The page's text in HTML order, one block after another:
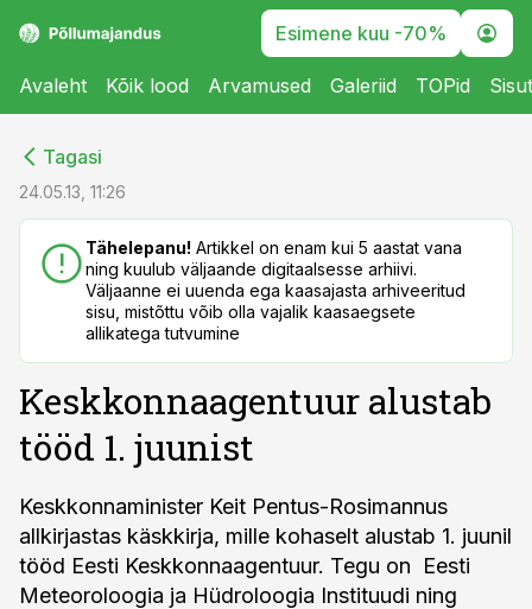
Esimene kuu -70%
Avaleht Kõik lood Arvamused Galeriid TOPid
Tagasi
24.05.13, 11:26
Tähelepanu! Artikkel on enam kui 5 aastat vana
ning kuulub väljaande digitaalsesse arhiivi.
Väljaanne ei uuenda ega kaasajasta arhiveeritud
sisu, mistõttu võib olla vajalik kaasaegsete
allikatega tutvumine
Keskkonnaagentuur alustab
tööd 1. juunist
Keskkonnaminister Keit Pentus-Rosimannus
allkirjastas käskkirja, mille kohaselt alustab 1. juunil
tööd Eesti Keskkonnaagentuur. Tegu on Eesti
Meteoroloogia ja Hüdroloogia Instituudi ning